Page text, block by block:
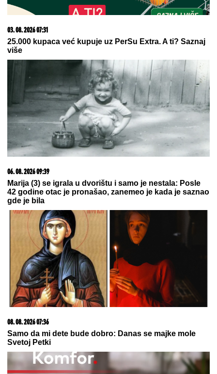
15. 07. 2026 07:44
letovanje - ovih 7 troškova skoro niko ne planira
08. 08. 2026 16:10
okuplja pred Bogom
23. 07. 2026 12:47
Letnje večeri u gradu više nisu rezervisane za vikend:
pretvori u druženje